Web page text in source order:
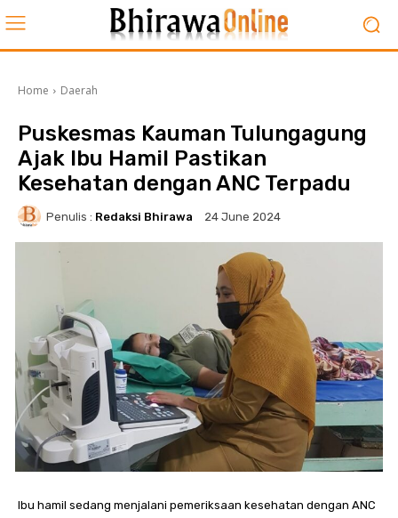
Home Daerah
Puskesmas Kauman Tulungagung
Ajak Ibu Hamil Pastikan
Kesehatan dengan ANC Terpadu
Penulis : Redaksi Bhirawa 24 June 2024
Ibu hamil sedang menjalani pemeriksaan kesehatan dengan ANC